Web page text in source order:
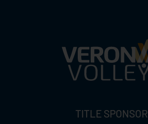
TITLE SPONSOR